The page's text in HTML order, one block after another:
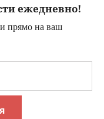
ежедневно!
прямо на ваш